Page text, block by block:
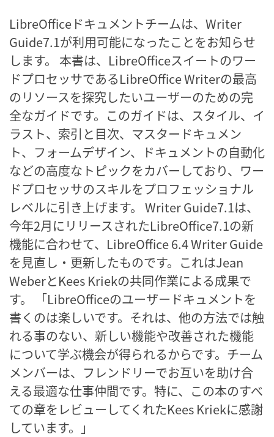
LibreOfficeドキュメントチームは、Writer
Guide7.1が利用可能になったことをお知らせ
します。 本書は、LibreOfficeスイートのワー
ドプロセッサであるLibreOffice Writerの最高
のリソースを探究したいユーザーのための完
全なガイドです。このガイドは、スタイル、イ
ラスト、索引と目次、マスタードキュメン
ト、フォームデザイン、ドキュメントの自動化
などの高度なトピックをカバーしており、ワー
ドプロセッサのスキルをプロフェッショナル
レベルに引き上げます。 Writer Guide7.1は、
今年2月にリリースされたLibreOffice7.1の新
機能に合わせて、LibreOffice 6.4 Writer Guide
を見直し・更新したものです。これはJean
WeberとKees Kriekの共同作業による成果で
す。 「LibreOfficeのユーザードキュメントを
書くのは楽しいです。それは、他の方法では触
れる事のない、新しい機能や改善された機能
について学ぶ機会が得られるからです。チーム
メンバーは、フレンドリーでお互いを助け合
える最適な仕事仲間です。特に、この本のすべ
ての章をレビューしてくれたKees Kriekに感謝
しています。」